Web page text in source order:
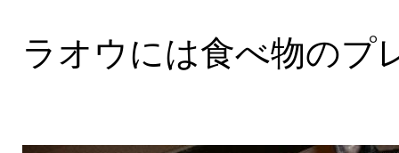
ラオウには食べ物のプ